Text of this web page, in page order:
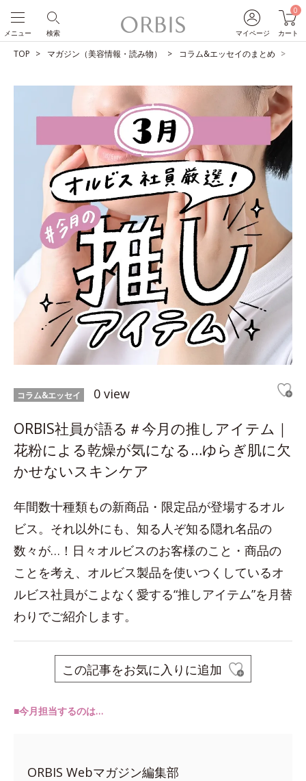
マイページ
0
カート
検索
メニュー
TOP マガジン（美容情報・読み物） コラム&エッセイのまとめ
コラム&エッセイ 0 view
ORBIS社員が語る＃今月の推しアイテム｜
花粉による乾燥が気になる…ゆらぎ肌に欠
かせないスキンケア
年間数十種類もの新商品・限定品が登場するオル
ビス。それ以外にも、知る人ぞ知る隠れ名品の
数々が…！日々オルビスのお客様のこと・商品の
ことを考え、オルビス製品を使いつくしているオ
ルビス社員がこよなく愛する“推しアイテム”を月替
わりでご紹介します。
この記事をお気に入りに追加
■今月担当するのは…
ORBIS Webマガジン編集部